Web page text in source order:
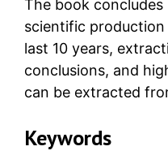
The book
scientific
last 10 years,
conclusions, and
can be extracted
Keywords